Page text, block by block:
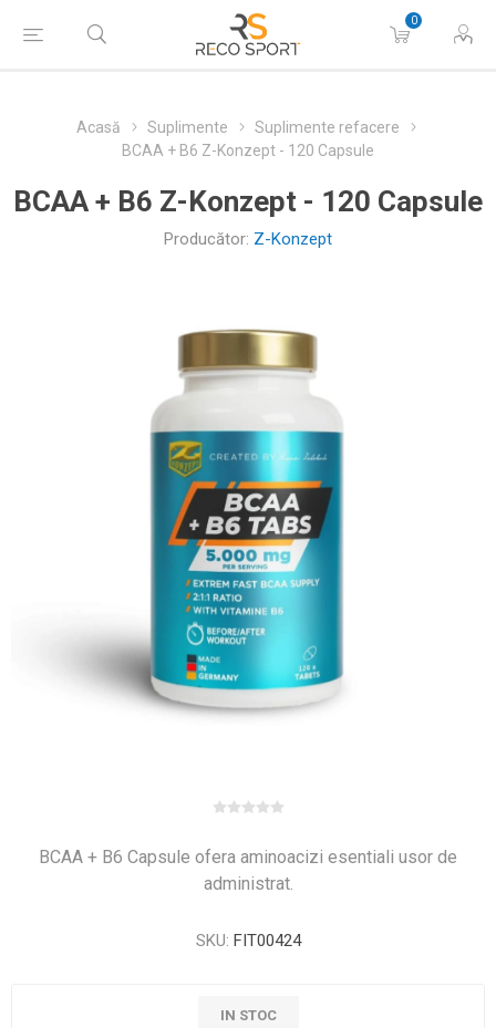
0
Acasă Suplimente
Suplimente refacere
BCAA + B6 Z-Konzept - 120 Capsule
BCAA + B6 Z-Konzept - 120 Capsule
Producător: Z-Konzept
BCAA + B6 Capsule ofera aminoacizi esentiali usor de
administrat.
SKU: FIT00424
IN STOC